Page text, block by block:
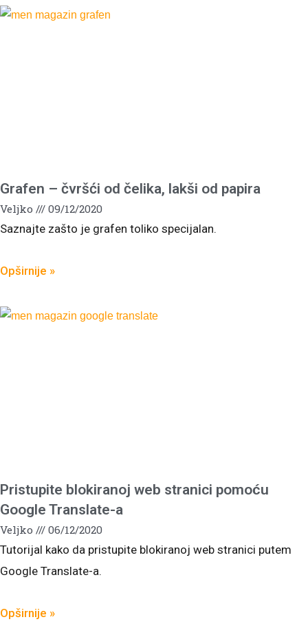
Grafen – čvršći od čelika, lakši od papira
Veljko
09/12/2020
Saznajte zašto je grafen toliko specijalan.
Opširnije »
Pristupite blokiranoj web stranici pomoću
Google Translate-a
Veljko
06/12/2020
Tutorijal kako da pristupite blokiranoj web stranici putem
Google Translate-a.
Opširnije »